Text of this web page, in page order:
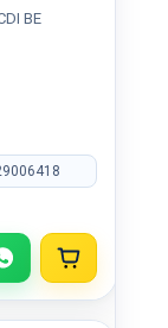
BE